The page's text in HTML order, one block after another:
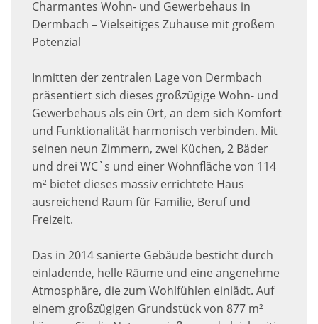
Charmantes Wohn- und Gewerbehaus in
Dermbach – Vielseitiges Zuhause mit großem
Potenzial
Inmitten der zentralen Lage von Dermbach
präsentiert sich dieses großzügige Wohn- und
Gewerbehaus als ein Ort, an dem sich Komfort
und Funktionalität harmonisch verbinden. Mit
seinen neun Zimmern, zwei Küchen, 2 Bäder
und drei WC`s und einer Wohnfläche von 114
m² bietet dieses massiv errichtete Haus
ausreichend Raum für Familie, Beruf und
Freizeit.
Das in 2014 sanierte Gebäude besticht durch
einladende, helle Räume und eine angenehme
Atmosphäre, die zum Wohlfühlen einlädt. Auf
einem großzügigen Grundstück von 877 m²